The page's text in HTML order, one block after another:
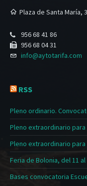
Plaza de Santa María,
956 68 41 86
956 68 04 31
info@aytotarifa.com
RSS
Pleno ordinario.
Pleno extraordinario para
Pleno extraordinario para
Feria de Bolonia, del 11
Bases convocatoria